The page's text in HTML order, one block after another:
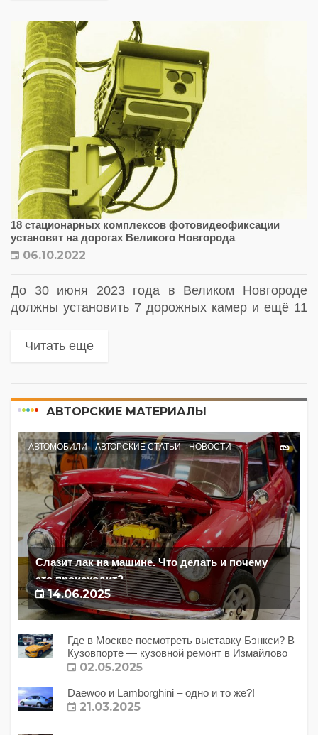
18 стационарных комплексов фотовидеофиксации
установят на дорогах Великого Новгорода
06.10.2022
До 30 июня 2023 года в Великом Новгороде
должны установить 7 дорожных камер и ещё 11
Читать еще
АВТОРСКИЕ МАТЕРИАЛЫ
АВТОМОБИЛИ АВТОРСКИЕ СТАТЬИ НОВОСТИ
Слазит лак на машине. Что делать и почему
это происходит?
14.06.2025
Где в Москве посмотреть выставку Бэнкси? В
Кузовпорте — кузовной ремонт в Измайлово
02.05.2025
Daewoo и Lamborghini – одно и то же?!
21.03.2025